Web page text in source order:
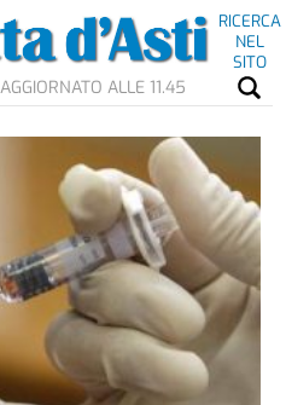
RICERCA
NEL
SITO
ALLE 11.45